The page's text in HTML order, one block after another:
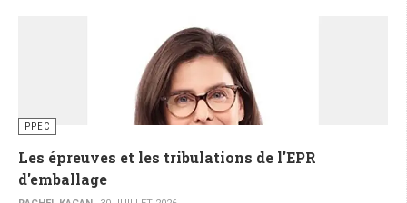
PPEC
Les épreuves et les tribulations de l'EPR
d'emballage